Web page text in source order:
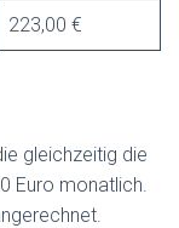
223,00 €
gleichzeitig die
Euro monatlich.